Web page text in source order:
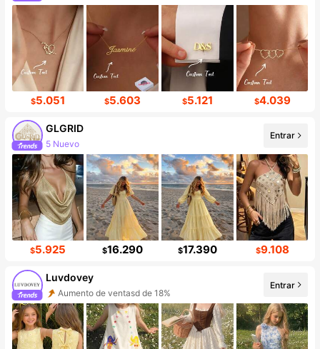
Incremento de seguidores de 139%
$5.051 $5.603 $5.121 $4.039
GLGRID
5 Nuevo
Incremento de seguidores de 369%
Entrar
$5.925 $16.290 $17.390 $9.108
Luvdovey
Aumento de ventasd de 18%
Incremento de seguidores de 39%
Entrar